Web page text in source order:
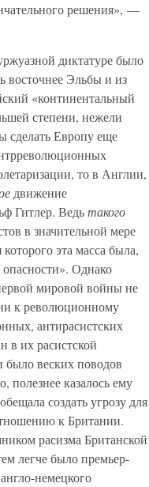
решения», —
диктатуре было
восточнее Эльбы и из
«континентальный
степени, нежели
сделать Европу еще
то в Англии,
движение
Гитлер. Ведьтакого
в значительной мере
эта масса была,
Однако
мировой войны не
к революционному
антирасистских
в их расистской
веских поводов
полезнее казалось ему
создать угрозу для
к Британии.
расизма Британской
легче было премьер-
немецкого